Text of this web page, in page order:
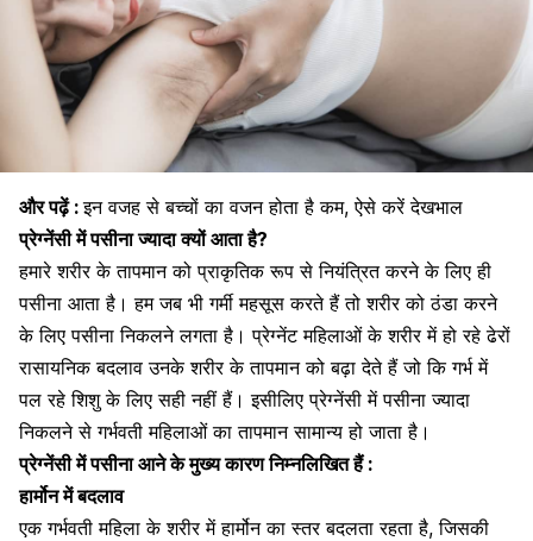
और पढ़ें :इन वजह से बच्चों का वजन होता है कम, ऐसे करें देखभाल
प्रेग्नेंसी में पसीना ज्यादा क्यों आता है?
हमारे शरीर के तापमान को प्राकृतिक रूप से नियंत्रित करने के लिए ही
पसीना आता है। हम जब भी गर्मी महसूस करते हैं तो शरीर को ठंडा करने
के लिए पसीना निकलने लगता है।प्रेग्नेंट महिलाओंके शरीर में हो रहे ढेरों
रासायनिक बदलाव उनके शरीर के तापमान को बढ़ा देते हैं जो कि गर्भ में
पल रहे शिशु के लिए सही नहीं हैं। इसीलिए प्रेग्नेंसी में पसीना ज्यादा
निकलने सेगर्भवती महिलाओंका तापमान सामान्य हो जाता है।
प्रेग्नेंसी में पसीना आने के मुख्य कारण निम्नलिखित हैं :
हार्मोन में बदलाव
एक गर्भवती महिला के शरीर में हार्मोन का स्तर बदलता रहता है, जिसकी